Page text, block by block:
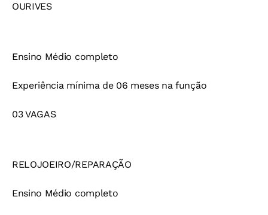
OURIVES
Ensino Médio completo
Experiência mínima de 06 meses na função
03 VAGAS
RELOJOEIRO/REPARAÇÃO
Ensino Médio completo